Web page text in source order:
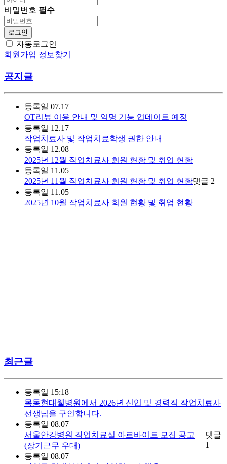
비밀번호 필수
로그인
자동로그인
회원가입 정보찾기
공지글
등록일 07.17
OT리뷰 이용 안내 및 익명 기능 업데이트 예정
등록일 12.17
작업치료사 및 작업치료학생 권한 안내
등록일 12.08
2025년 12월 작업치료사 회원 현황 및 취업 현황
등록일 11.05
2025년 11월 작업치료사 회원 현황 및 취업 현황댓글 2
등록일 11.05
2025년 10월 작업치료사 회원 현황 및 취업 현황
최근글
등록일 15:18
목동현대웰병원에서 2026년 신입 및 경력직 작업치료사
선생님을 구인합니다.
등록일 08.07
서울안강병원 작업치료실 아르바이트 모집 공고
(장기근무 우대)
댓글
1
등록일 08.07